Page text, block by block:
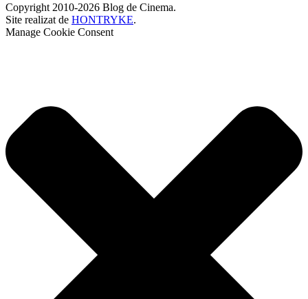
Copyright 2010-2026 Blog de Cinema.
Site realizat de HONTRYKE.
Manage Cookie Consent